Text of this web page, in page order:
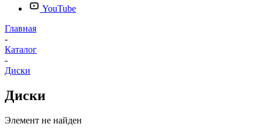
YouTube
Главная
-
Каталог
-
Диски
Диски
Элемент не найден